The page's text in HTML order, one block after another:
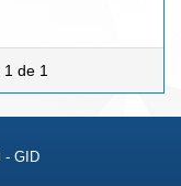
de 1
- GID